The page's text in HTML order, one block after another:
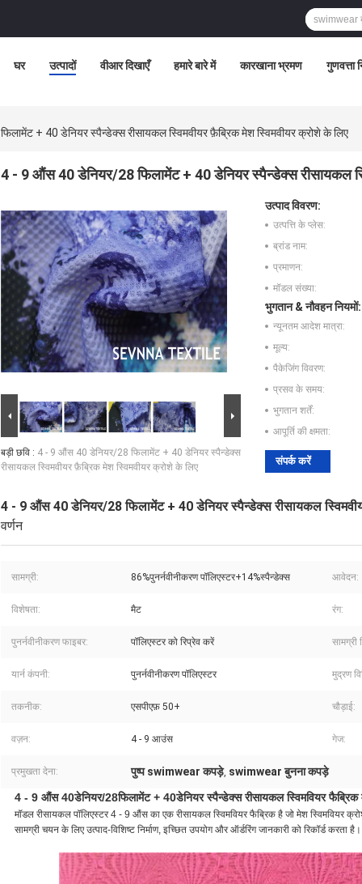
घर उत्पादों वीआर दिखाएँ हमारे बारे में कारखाना भ्रमण गुणवत्ता
+ 40 डेनियर स्पैन्डेक्स रीसायकल स्विमवीयर फ़ैब्रिक मेश स्विमवीयर क्रोशे के लिए
4 - 9 औंस 40 डेनियर/28 फिलामेंट + 40 डेनियर स्पैन्डेक्स रीसायकल
बड़ी छवि : 4 - 9 औंस 40 डेनियर/28 फिलामेंट + 40 डेनियर स्पैन्डेक्स
रीसायकल स्विमवीयर फ़ैब्रिक मेश स्विमवीयर क्रोशे के लिए
उत्पाद विवरण:
उत्पत्ति के प्लेस:
ब्रांड नाम:
प्रमाणन:
मॉडल संख्या:
भुगतान & नौवहन नियमों:
न्यूनतम आदेश मात्रा:
मूल्य:
पैकेजिंग विवरण:
प्रसव के समय:
भुगतान शर्तें:
आपूर्ति की क्षमता:
संपर्क करें
4 - 9 औंस 40 डेनियर/28 फिलामेंट + 40 डेनियर स्पैन्डेक्स रीसायकल
वर्णन
सामग्री: 86%पुनर्नवीनीकरण पॉलिएस्टर+14%स्पैन्डेक्स आवेदन:
विशेषता: मैट रंग:
पुनर्नवीनीकरण फाइबर: पॉलिएस्टर को रिप्रेव करें सामग्री
यार्न कंपनी: पुनर्नवीनीकरण पॉलिएस्टर मुद्रण
तकनीक: एसपीएफ़ 50+ चौड़ाई:
वज़न: 4 - 9 आउंस गेज:
प्रमुखता देना: पुष्प swimwear कपड़े, swimwear बुनना कपड़े
4 - 9 औंस 40डेनियर/28फिलामेंट + 40डेनियर स्पैन्डेक्स रीसायकल स्विमवियर फैब्रिक
मॉडल रीसायकल पॉलिएस्टर 4 - 9 औंस का एक रीसायकल स्विमवियर फैब्रिक है जो मेश स्विमवियर
सामग्री चयन के लिए उत्पाद-विशिष्ट निर्माण, इच्छित उपयोग और ऑर्डरिंग जानकारी को रिकॉर्ड करता है।